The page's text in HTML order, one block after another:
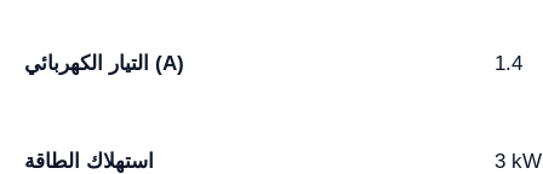
التيار الكهربائي (A) 1.4
استهلاك الطاقة 3